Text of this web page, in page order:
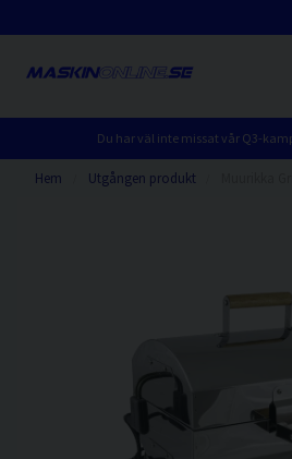
Du har väl inte missat vår Q3-
Hem Utgången produkt